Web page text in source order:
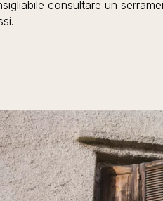
consultare un